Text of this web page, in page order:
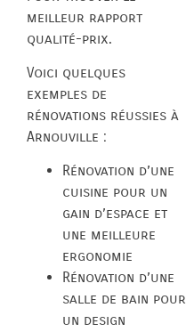
meilleur rapport
qualité-prix.
Voici quelques
exemples de
rénovations réussies à
Arnouville :
Rénovation d’une
cuisine pour un
gain d’espace et
une meilleure
ergonomie
Rénovation d’une
salle de bain pour
un design